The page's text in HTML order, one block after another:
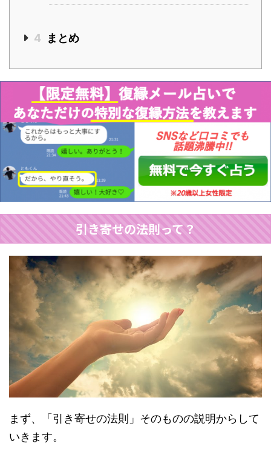
4 まとめ
引き寄せの法則って？
まず、「引き寄せの法則」そのものの説明からして
いきます。